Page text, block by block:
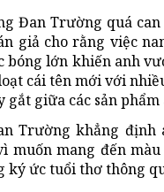
Đan Trường quá
giả cho rằng việc
bóng lớn khiến anh
cái tên mới với
giữa các sản phẩm
Trường khẳng
muốn mang đến
ức tuổi thơ thông